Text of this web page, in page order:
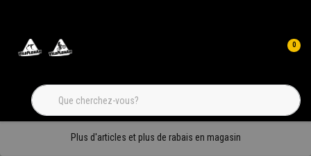
0
Plus d'articles et plus de rabais en magasin